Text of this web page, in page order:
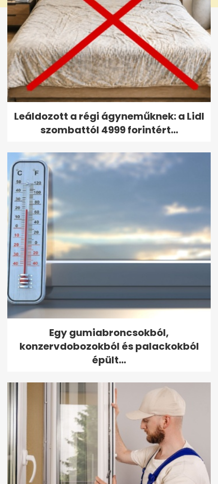
Leáldozott a régi ágyneműknek: a Lidl
szombattól 4999 forintért...
Egy gumiabroncsokból,
konzervdobozokból és palackokból
épült...